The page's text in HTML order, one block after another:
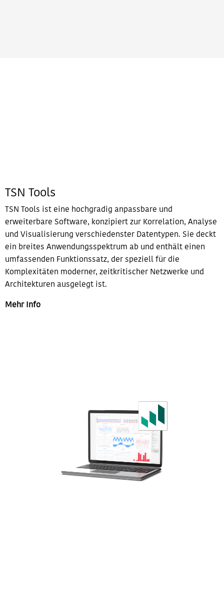
TSN Tools
TSN Tools ist eine hochgradig anpassbare und
erweiterbare Software, konzipiert zur Korrelation, Analyse
und Visualisierung verschiedenster Datentypen. Sie deckt
ein breites Anwendungsspektrum ab und enthält einen
umfassenden Funktionssatz, der speziell für die
Komplexitäten moderner, zeitkritischer Netzwerke und
Architekturen ausgelegt ist.
Mehr Info